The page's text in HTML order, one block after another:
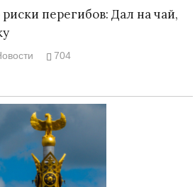
перегибов: Дал на чай,
704